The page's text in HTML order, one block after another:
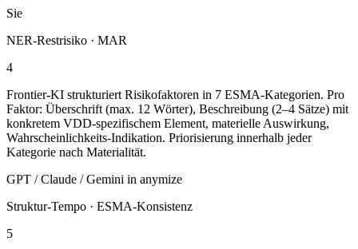
Sie
NER-Restrisiko · MAR
4
Frontier-KI strukturiert Risikofaktoren in 7 ESMA-Kategorien. Pro
Faktor: Überschrift (max. 12 Wörter), Beschreibung (2–4 Sätze) mit
konkretem VDD-spezifischem Element, materielle Auswirkung,
Wahrscheinlichkeits-Indikation. Priorisierung innerhalb jeder
Kategorie nach Materialität.
GPT / Claude / Gemini in anymize
Struktur-Tempo · ESMA-Konsistenz
5